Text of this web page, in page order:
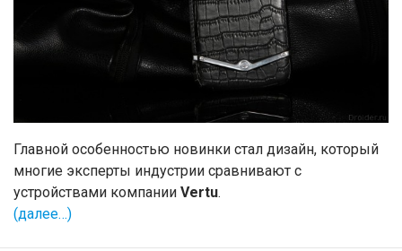
Главной особенностью новинки стал дизайн, который
многие эксперты индустрии сравнивают с
устройствами компании Vertu.
(далее…)